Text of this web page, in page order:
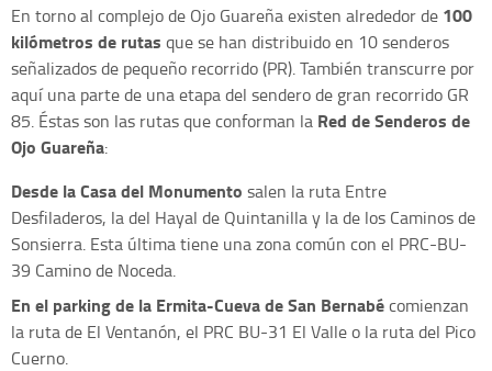
En torno al complejo de Ojo Guareña existen alrededor de 100
kilómetros de rutas que se han distribuido en 10 senderos
señalizados de pequeño recorrido (PR). También transcurre por
aquí una parte de una etapa del sendero de gran recorrido GR
85. Éstas son las rutas que conforman la Red de Senderos de
Ojo Guareña:
Desde la Casa del Monumento salen la ruta Entre
Desfiladeros, la del Hayal de Quintanilla y la de los Caminos de
Sonsierra. Esta última tiene una zona común con el PRC-BU-
39 Camino de Noceda.
En el parking de la Ermita-Cueva de San Bernabécomienzan
la ruta de El Ventanón, el PRC BU-31 El Valle o la ruta del Pico
Cuerno.